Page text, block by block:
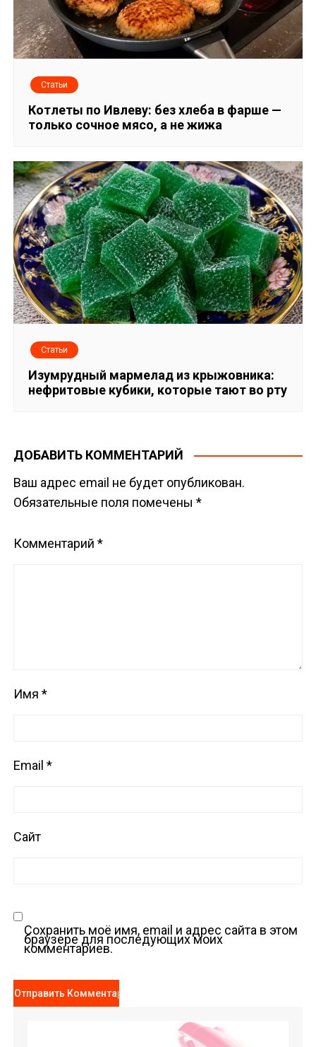
Статьи
Котлеты по Ивлеву: без хлеба в фарше —
только сочное мясо, а не жижа
Статьи
Изумрудный мармелад из крыжовника:
нефритовые кубики, которые тают во рту
ДОБАВИТЬ КОММЕНТАРИЙ
Ваш адрес email не будет опубликован.
Обязательные поля помечены*
Комментарий*
Имя*
Email*
Сайт
Сохранить моё имя, email и адрес сайта в этом
браузере для последующих моих
комментариев.